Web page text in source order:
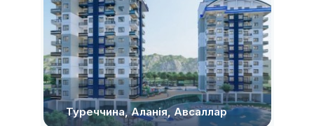
Туреччина, Аланія, Авсаллар